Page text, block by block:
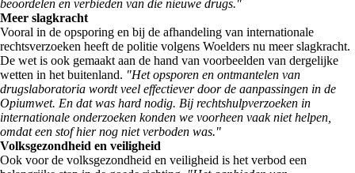
beoordelen en verbieden van die nieuwe drugs."
Meer slagkracht
Vooral in de opsporing en bij de afhandeling van internationale
rechtsverzoeken heeft de politie volgens Woelders nu meer slagkracht.
De wet is ook gemaakt aan de hand van voorbeelden van dergelijke
wetten in het buitenland. "Het opsporen en ontmantelen van
drugslaboratoria wordt veel effectiever door de aanpassingen in de
Opiumwet. En dat was hard nodig. Bij rechtshulpverzoeken in
internationale onderzoeken konden we voorheen vaak niet helpen,
omdat een stof hier nog niet verboden was."
Volksgezondheid en veiligheid
Ook voor de volksgezondheid en veiligheid is het verbod een